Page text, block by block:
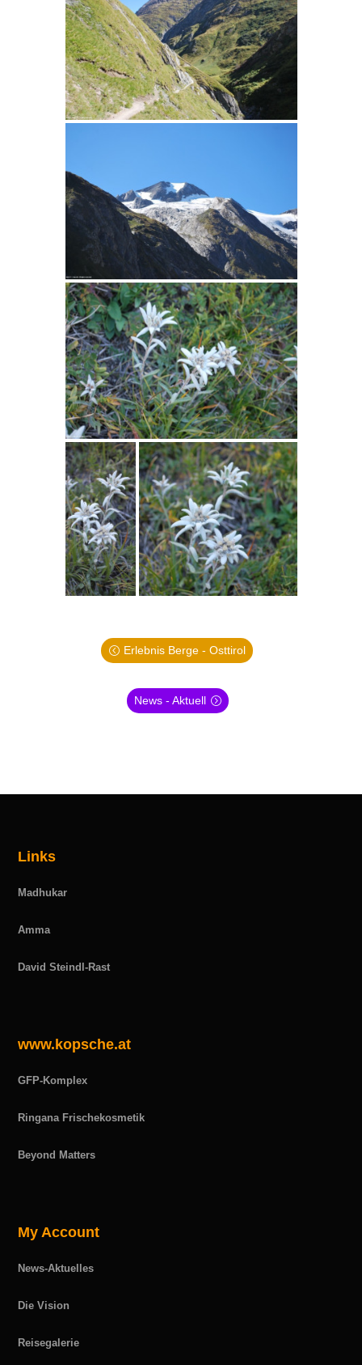
Erlebnis Berge - Osttirol
News - Aktuell
Links
Madhukar
Amma
David Steindl-Rast
www.kopsche.at
GFP-Komplex
Ringana Frischekosmetik
Beyond Matters
My Account
News-Aktuelles
Die Vision
Reisegalerie